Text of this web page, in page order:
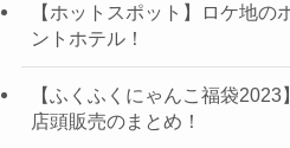
【ホットスポット】ロケ地の
ントホテル！
【ふくふくにゃんこ福袋
店頭販売のまとめ！